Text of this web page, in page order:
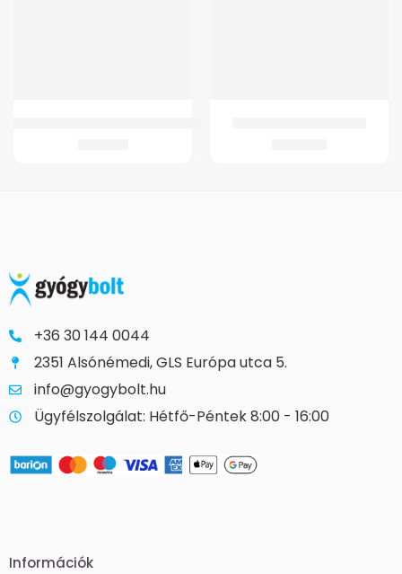
+36 30 144 0044
2351 Alsónémedi, GLS Európa utca 5.
info@gyogybolt.hu
Ügyfélszolgálat: Hétfő-Péntek 8:00 - 16:00
Információk